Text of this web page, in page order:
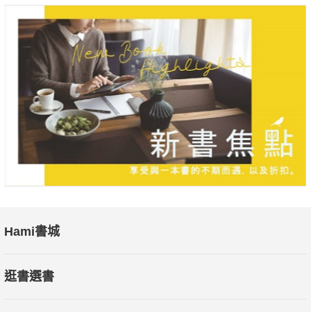
Hami書城
逛書選書